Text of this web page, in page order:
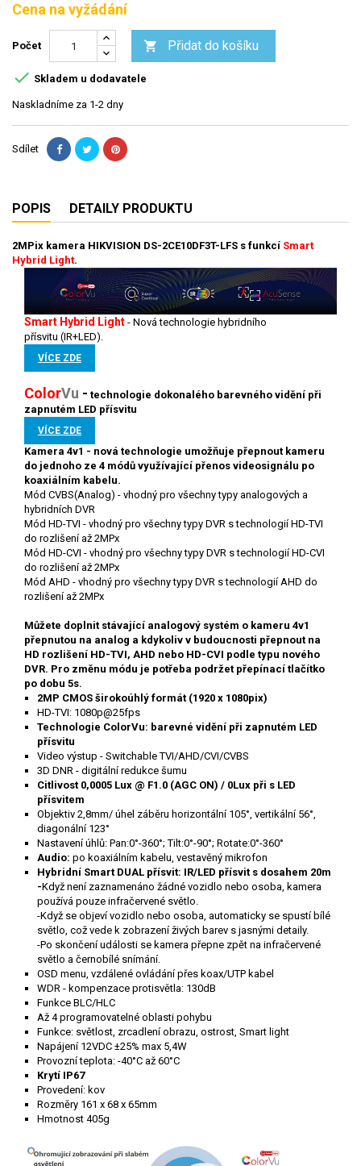
Cena na vyžádání
Počet  Přidat do košíku
 Skladem u dodavatele
Naskladníme za 1-2 dny
Sdílet
POPIS DETAILY PRODUKTU
2MPix kamera HIKVISION DS-2CE10DF3T-LFS s funkcí Smart
Hybrid Light.
Smart Hybrid Light - Nová technologie hybridního
přísvitu (IR+LED).
VÍCE ZDE
ColorVu - technologie dokonalého barevného vidění při
zapnutém LED přísvitu
VÍCE ZDE
Kamera 4v1 - nová technologie umožňuje přepnout kameru
do jednoho ze 4 módů využívající přenos videosignálu po
koaxiálním kabelu.
Mód CVBS(Analog) - vhodný pro všechny typy analogových a
hybridních DVR
Mód HD-TVI - vhodný pro všechny typy DVR s technologií HD-TVI
do rozlišení až 2MPx
Mód HD-CVI - vhodný pro všechny typy DVR s technologií HD-CVI
do rozlišení až 2MPx
Mód AHD - vhodný pro všechny typy DVR s technologií AHD do
rozlišení až 2MPx
Můžete doplnit stávající analogový systém o kameru 4v1
přepnutou na analog a kdykoliv v budoucnosti přepnout na
HD rozlišení HD-TVI, AHD nebo HD-CVI podle typu nového
DVR. Pro změnu módu je potřeba podržet přepínací tlačítko
po dobu 5s.
2MP CMOS širokoúhlý formát (1920 x 1080pix)
HD-TVI: 1080p@25fps
Technologie ColorVu: barevné vidění při zapnutém LED
přísvitu
Video výstup - Switchable TVI/AHD/CVI/CVBS
3D DNR - digitální redukce šumu
Citlivost 0,0005 Lux @ F1.0 (AGC ON) / 0Lux při s LED
přísvitem
Objektiv 2,8mm/ úhel záběru horizontální 105°, vertikální 56°,
diagonální 123°
Nastavení úhlů: Pan:0°-360°; Tilt:0°-90°; Rotate:0°-360°
Audio: po koaxiálním kabelu, vestavěný mikrofon
Hybridní Smart DUAL přísvit: IR/LED přísvit s dosahem 20m
-Když není zaznamenáno žádné vozidlo nebo osoba, kamera
používá pouze infračervené světlo.
-Když se objeví vozidlo nebo osoba, automaticky se spustí bílé
světlo, což vede k zobrazení živých barev s jasnými detaily.
-Po skončení události se kamera přepne zpět na infračervené
světlo a černobílé snímání.
OSD menu, vzdálené ovládání přes koax/UTP kabel
WDR - kompenzace protisvětla: 130dB
Funkce BLC/HLC
Až 4 programovatelné oblasti pohybu
Funkce: světlost, zrcadlení obrazu, ostrost, Smart light
Napájení 12VDC ±25% max 5,4W
Provozní teplota: -40°C až 60°C
Krytí IP67
Provedení: kov
Rozměry 161 x 68 x 65mm
Hmotnost 405g